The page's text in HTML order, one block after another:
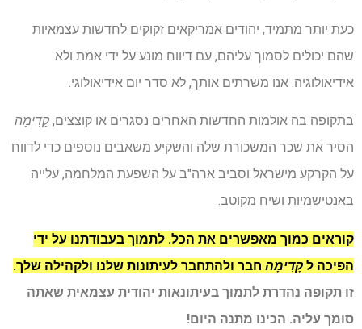
כעת יותר מתמיד, יהודים אמריקאים זקוקים לחדשות עצמאיות
שהם יכולים לסמוך עליהם, עם דיווח מונע על ידי אמת ולא
אידיאולוגיה. אנו משרתים אותך, לא סדר יום אידיאולוגי.
בתקופה בה אולמות החדשות האחרים נסגרים או קוצצים, קָדִימָה
הסיר את שכר המשכורת שלה והשקיע משאבים נוספים כדי לדווח
על הקרקע מישראל וסביב ארה"ב על השפעת המלחמה, עלייה
באנטישמיות ושיח מקוטב.
קוראים כמוך מאפשרים את הכל. לתמוך בעבודתנו על ידי
הפיכה ל קָדִימָה חבר ולהתחבר לעיתונות שלנו ולקהילה שלך.
זו תקופה נהדרת לתמוך בעיתונאות יהודית עצמאית שאתה
סומך עליה. הכינו מתנה היום!